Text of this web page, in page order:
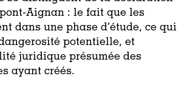
Aignan : le fait que les
dans une phase d’étude, ce qui
potentielle, et
juridique présumée des
ayant créés.